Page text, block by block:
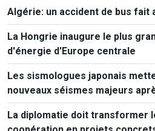
Algérie: un accident de bus fait
La Hongrie inaugure le plus
d'énergie d'Europe centrale
Les sismologues japonais
nouveaux séismes majeurs
La diplomatie doit transformer